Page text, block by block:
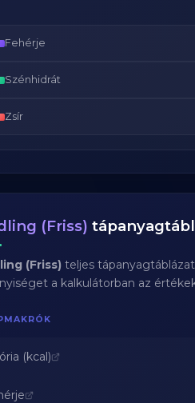
Fehérje
Szénhidrát
Zsír
(Friss)
(Friss) teljes
a kalkulátorban az
(kcal)